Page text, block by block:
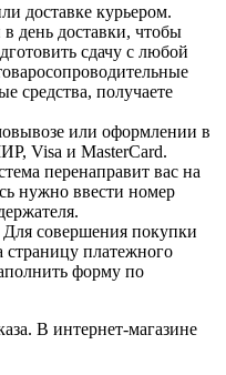
доставке курьером.
день доставки, чтобы
сдачу с любой
средства, получаете
или оформлении в
Visa и MasterCard.
перенаправит вас на
нужно ввести номер
совершения покупки
страницу платежного
форму по
В интернет-магазине